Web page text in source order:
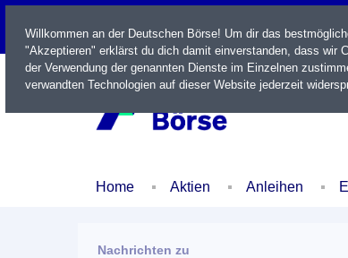
LIVE
Home Aktien Anleihen
Nachrichten zu
Willkommen an der Deutschen Börse! Um dir das
"Akzeptieren" erklärst du dich damit einverstanden, dass wir
der Verwendung der genannten Dienste im Einzelnen
verwandten Technologien auf dieser Website jederzeit